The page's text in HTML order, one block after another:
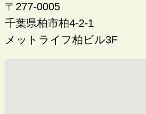
〒277-0005
千葉県柏市柏4-2-1
メットライフ柏ビル3F